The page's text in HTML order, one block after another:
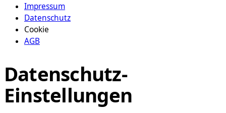
Impressum
Datenschutz
Cookie
AGB
Datenschutz-
Einstellungen